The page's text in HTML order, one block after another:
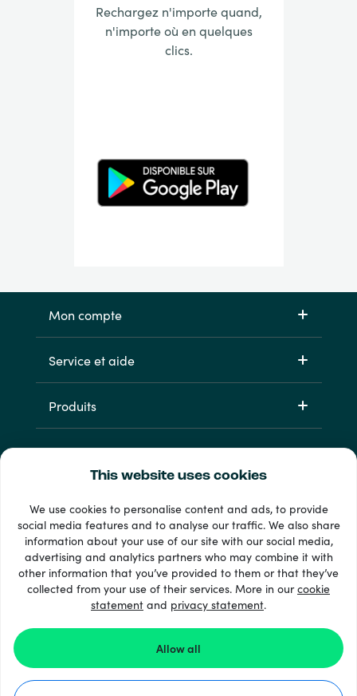
This website uses cookies
We use cookies to personalise content and ads, to provide
social media features and to analyse our traffic. We also share
information about your use of our site with our social media,
advertising and analytics partners who may combine it with
other information that you’ve provided to them or that they’ve
collected from your use of their services. More in ourcookie
statement and privacy statement.
Allow all
Rechargez n'importe quand,
n'importe où en quelques
clics.
Mon compte
Service et aide
Produits
33 + modes de paiement
Voir tout
Comment ça marche ?